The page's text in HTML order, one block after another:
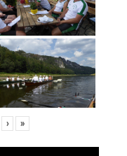
› »